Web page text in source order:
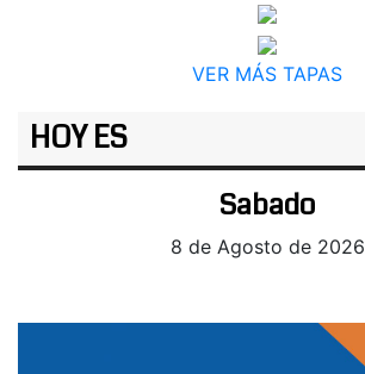
VER MÁS TAPAS
HOY ES
Sabado
8 de Agosto de 2026